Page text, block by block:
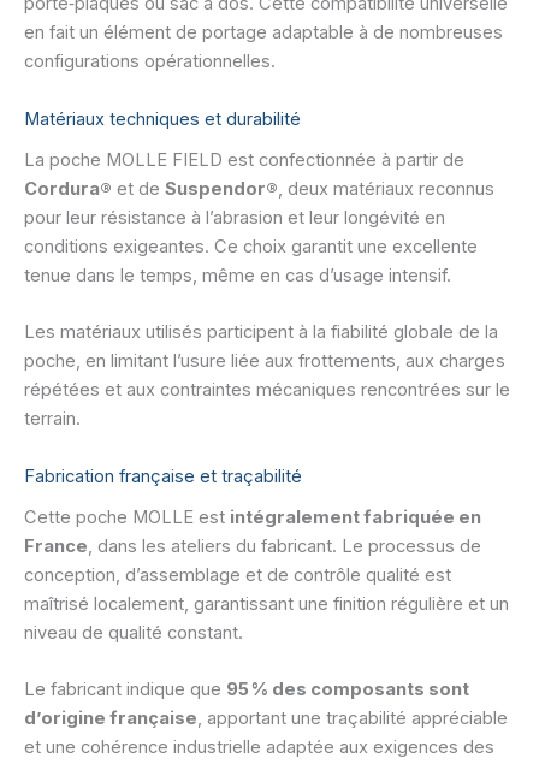
en fait un élément de portage adaptable à de nombreuses
configurations opérationnelles.
Matériaux techniques et durabilité
La poche MOLLE FIELD est confectionnée à partir de
Cordura® et de Suspendor®, deux matériaux reconnus
pour leur résistance à l’abrasion et leur longévité en
conditions exigeantes. Ce choix garantit une excellente
tenue dans le temps, même en cas d’usage intensif.
Les matériaux utilisés participent à la fiabilité globale de la
poche, en limitant l’usure liée aux frottements, aux charges
répétées et aux contraintes mécaniques rencontrées sur le
terrain.
Fabrication française et traçabilité
Cette poche MOLLE est intégralement fabriquée en
France, dans les ateliers du fabricant. Le processus de
conception, d’assemblage et de contrôle qualité est
maîtrisé localement, garantissant une finition régulière et un
niveau de qualité constant.
Le fabricant indique que 95 % des composants sont
d’origine française, apportant une traçabilité appréciable
et une cohérence industrielle adaptée aux exigences des